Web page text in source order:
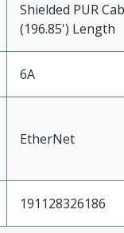
Shielded PUR
(196.85') Length
6A
EtherNet
191128326186